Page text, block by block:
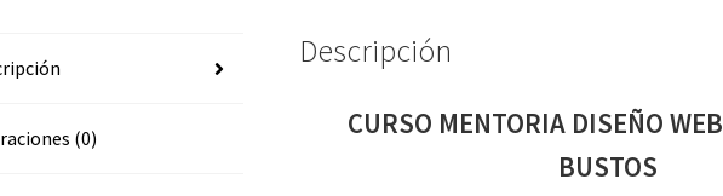
(0)
Descripción
CURSO MENTORIA DISEÑO
BUSTOS